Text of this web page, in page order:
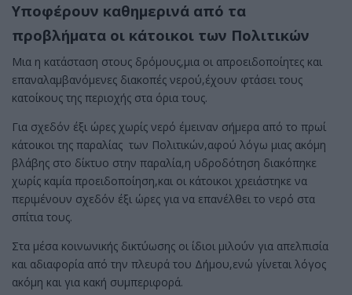
Υποφέρουν καθημερινά από τα
προβλήματα οι κάτοικοι των Πολιτικών
Μια η κατάσταση στους δρόμους,μια οι απροειδοποίητες και
επαναλαμβανόμενες διακοπές νερού,έχουν φτάσει τους
κατοίκους της περιοχής στα όρια τους.
Για σχεδόν έξι ώρες χωρίς νερό έμειναν σήμερα από το πρωί
κάτοικοι της παραλίας των Πολιτικών,αφού λόγω μιας ακόμη
βλάβης στο δίκτυο στην παραλία,η υδροδότηση διακόπηκε
χωρίς καμία προειδοποίηση,και οι κάτοικοι χρειάστηκε να
περιμένουν σχεδόν έξι ώρες για να επανέλθει το νερό στα
σπίτια τους.
Στα μέσα κοινωνικής δικτύωσης οι ίδιοι μιλούν για απελπισία
και αδιαφορία από την πλευρά του Δήμου,ενώ γίνεται λόγος
ακόμη και για κακή συμπεριφορά.